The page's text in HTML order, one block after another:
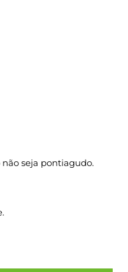
seja pontiagudo.
500 Un. quantidade